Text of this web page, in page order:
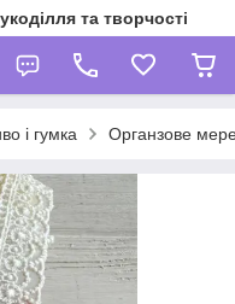
та творчості
і гумка Органзове